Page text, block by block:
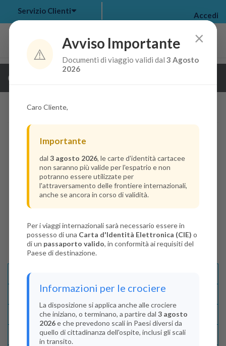
my bookings >
Servizio Clienti Accedi
Guarda i dettagli della crociera
Disponibilità
Condizioni
Recensioni
×
⚠️
Avviso Importante
Documenti di viaggio validi dal3 Agosto
2026
Caro Cliente,
Importante
dal 3 agosto 2026, le carte d'identità cartacee
non saranno più valide per l'espatrio e non
potranno essere utilizzate per
l'attraversamento delle frontiere internazionali,
anche se ancora in corso di validità.
Per i viaggi internazionali sarà necessario essere in
possesso di una Carta d'Identità Elettronica (CIE) o
di un passaporto valido, in conformità ai requisiti del
Paese di destinazione.
Informazioni per le crociere
La disposizione si applica anche alle crociere
che iniziano, o terminano, a partire dal 3 agosto
2026e che prevedono scali in Paesi diversi da
quello di cittadinanza dell'ospite, inclusi gli scali
in transito.